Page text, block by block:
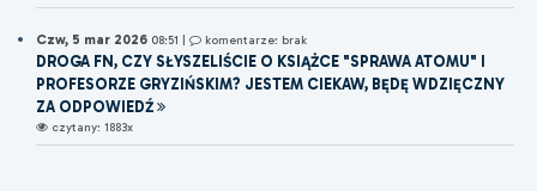
Czw, 5 mar 2026 08:51 komentarze: brak
DROGA FN, CZY SŁYSZELIŚCIE O KSIĄŻCE "SPRAWA ATOMU" I
PROFESORZE GRYZIŃSKIM? JESTEM CIEKAW, BĘDĘ WDZIĘCZNY
ZA ODPOWIEDŹ
czytany: 1883x